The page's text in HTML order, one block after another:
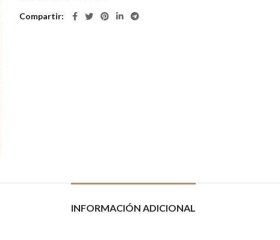
Compartir
INFORMACIÓN ADICIONAL